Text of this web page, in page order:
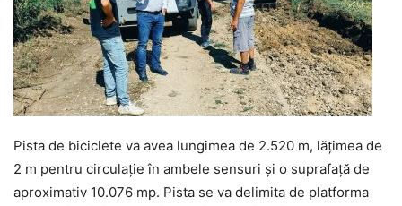
Pista de biciclete va avea lungimea de 2.520 m, lățimea de
2 m pentru circulație în ambele sensuri și o suprafață de
aproximativ 10.076 mp. Pista se va delimita de platforma